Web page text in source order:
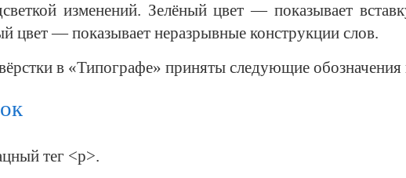
изменений. Зелёныйцвет —показывает
цвет —показывает неразрывные конструкции слов.
в «Типографе» приняты следующие обозначения
тег <p>.